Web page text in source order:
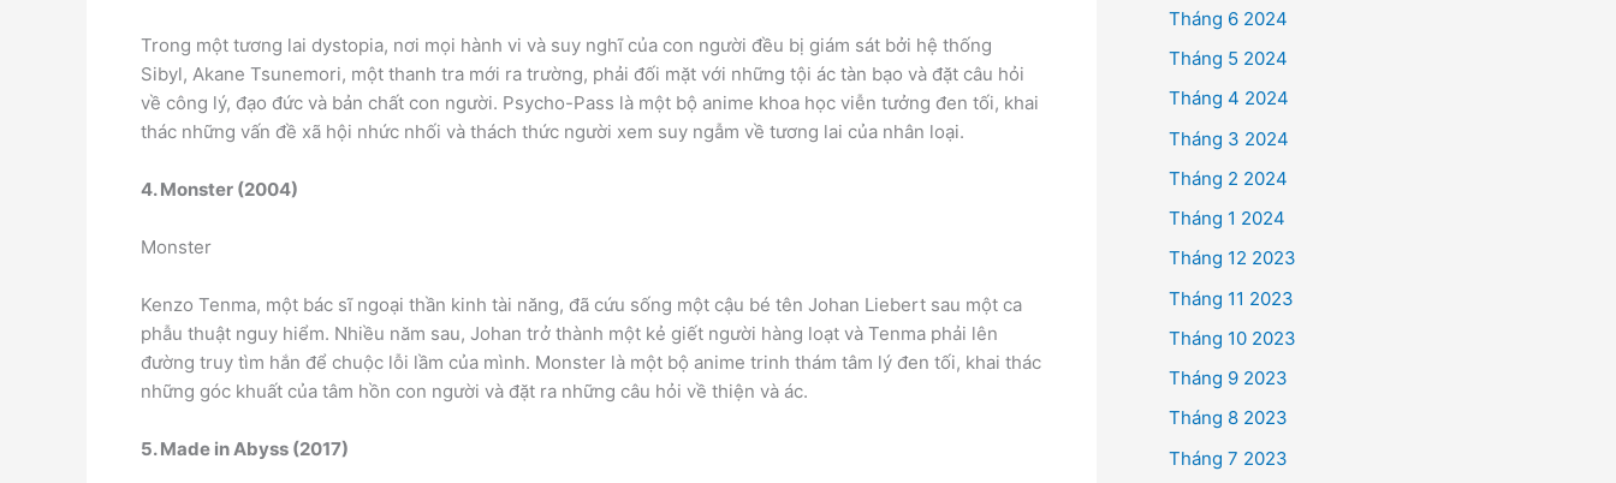
Trong một tương lai dystopia, nơi mọi hành vi và suy nghĩ của con người đều bị giám sát bởi hệ thống
Sibyl, Akane Tsunemori, một thanh tra mới ra trường, phải đối mặt với những tội ác tàn bạo và đặt câu hỏi
về công lý, đạo đức và bản chất con người. Psycho-Pass là một bộ anime khoa học viễn tưởng đen tối, khai
thác những vấn đề xã hội nhức nhối và thách thức người xem suy ngẫm về tương lai của nhân loại.
4. Monster (2004)
Monster
Kenzo Tenma, một bác sĩ ngoại thần kinh tài năng, đã cứu sống một cậu bé tên Johan Liebert sau một ca
phẫu thuật nguy hiểm. Nhiều năm sau, Johan trở thành một kẻ giết người hàng loạt và Tenma phải lên
đường truy tìm hắn để chuộc lỗi lầm của mình. Monster là một bộ anime trinh thám tâm lý đen tối, khai thác
những góc khuất của tâm hồn con người và đặt ra những câu hỏi về thiện và ác.
5. Made in Abyss (2017)
Tháng 6 2024
Tháng 5 2024
Tháng 4 2024
Tháng 3 2024
Tháng 2 2024
Tháng 1 2024
Tháng 12 2023
Tháng 11 2023
Tháng 10 2023
Tháng 9 2023
Tháng 8 2023
Tháng 7 2023